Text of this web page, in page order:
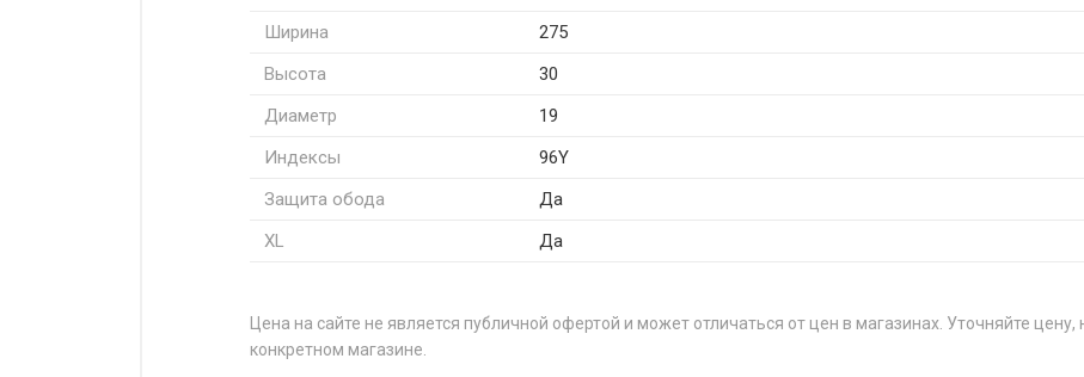
Ширина
275
Высота
30
Диаметр
19
Индексы
96Y
Защита обода
Да
XL
Да
Цена на сайте не является публичной офертой и может отличаться от цен в магазинах. Уточняйте цену,
конкретном магазине.